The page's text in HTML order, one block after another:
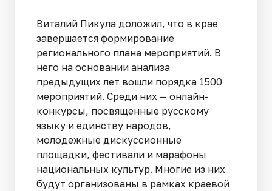
Виталий Пикула доложил, что в крае
завершается формирование
регионального плана мероприятий. В
него на основании анализа
предыдущих лет вошли порядка 1500
мероприятий. Среди них — онлайн-
конкурсы, посвященные русскому
языку и единству народов,
молодежные дискуссионные
площадки, фестивали и марафоны
национальных культур. Многие из них
будут организованы в рамках краевой